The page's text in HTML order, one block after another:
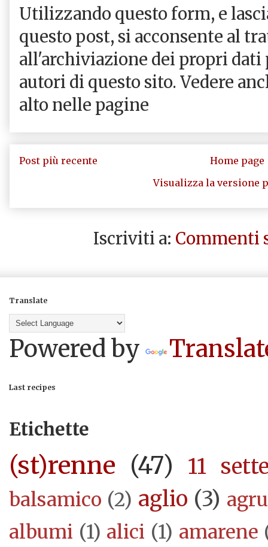
Utilizzando questo form, e
questo post, si acconsente al
all'archiviazione dei propri dati
autori di questo sito. Vedere
alto nelle pagine
Post più recente
Home page
Visualizza la versione
Iscriviti a: Commenti
Translate
Powered by
Last recipes
Etichette
(st)renne (47) 11
balsamico (2) aglio (3)
albumi (1) alici (1) amarene